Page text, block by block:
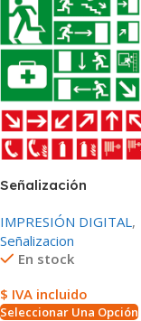
Señalización
IMPRESIÓN DIGITAL,
Señalizacion
En stock
$ IVA incluido
Seleccionar Una Opción